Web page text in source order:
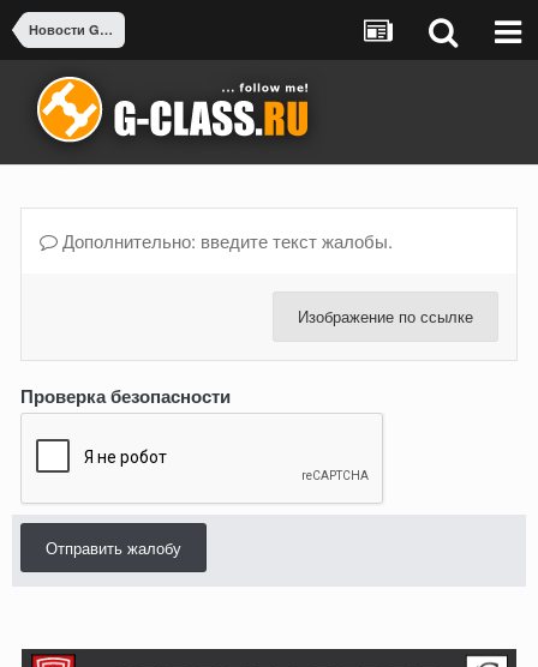
Новости G-class
Дополнительно: введите текст жалобы.
Изображение по ссылке
Проверка безопасности
Отправить жалобу